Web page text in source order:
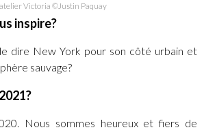
Victoria ©Justin Paquay
inspire?
dire New York pour son côté urbain et
sauvage?
Nous sommes heureux et fiers de